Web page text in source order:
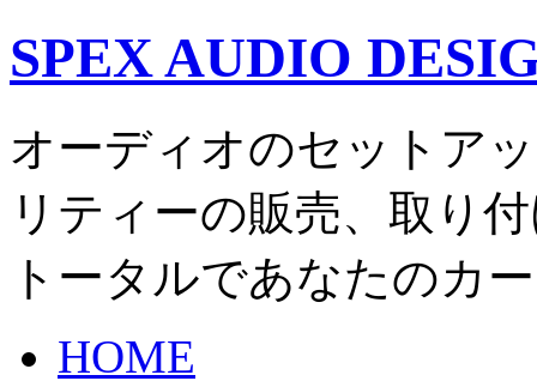
SPEX AUDIO
オーディオのセットア
リティーの販売、取り
トータルであなたのカ
HOME